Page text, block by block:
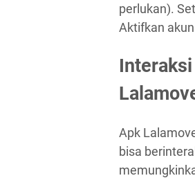
perlukan).
Aktifkan
Apk
bisa